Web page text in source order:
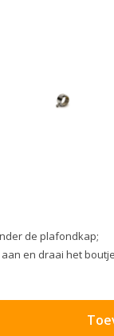
de plafondkap;
en draai het